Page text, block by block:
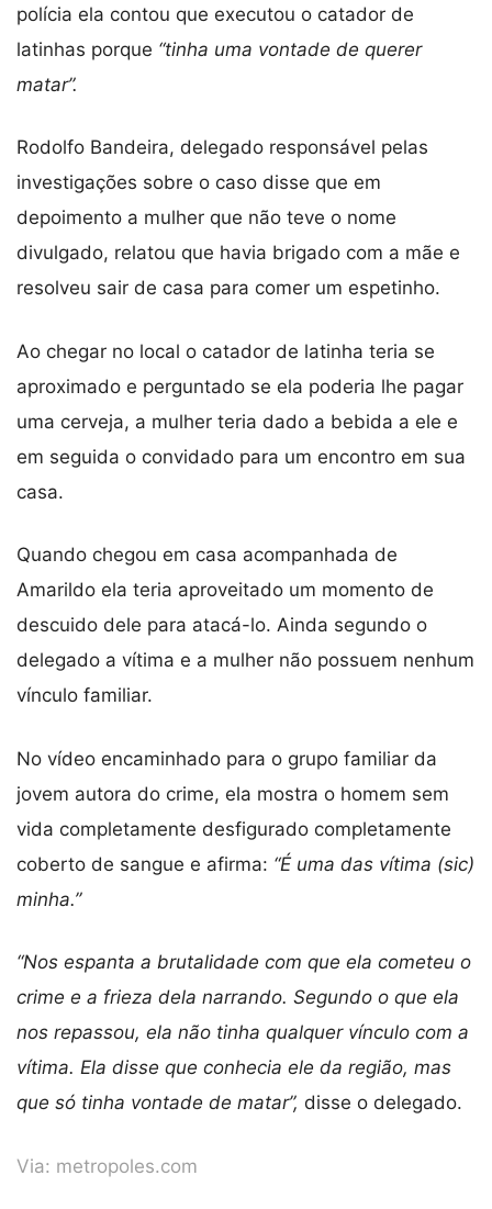
polícia ela contou que executou o catador de
latinhas porque “tinha uma vontade de querer
matar”.
Rodolfo Bandeira, delegado responsável pelas
investigações sobre o caso disse que em
depoimento a mulher que não teve o nome
divulgado, relatou que havia brigado com a mãe e
resolveu sair de casa para comer um espetinho.
Ao chegar no local o catador de latinha teria se
aproximado e perguntado se ela poderia lhe pagar
uma cerveja, a mulher teria dado a bebida a ele e
em seguida o convidado para um encontro em sua
casa.
Quando chegou em casa acompanhada de
Amarildo ela teria aproveitado um momento de
descuido dele para atacá-lo. Ainda segundo o
delegado a vítima e a mulher não possuem nenhum
vínculo familiar.
No vídeo encaminhado para o grupo familiar da
jovem autora do crime, ela mostra o homem sem
vida completamente desfigurado completamente
coberto de sangue e afirma: “É uma das vítima (sic)
minha.”
“Nos espanta a brutalidade com que ela cometeu o
crime e a frieza dela narrando. Segundo o que ela
nos repassou, ela não tinha qualquer vínculo com a
vítima. Ela disse que conhecia ele da região, mas
que só tinha vontade de matar”, disse o delegado.
Via: metropoles.com